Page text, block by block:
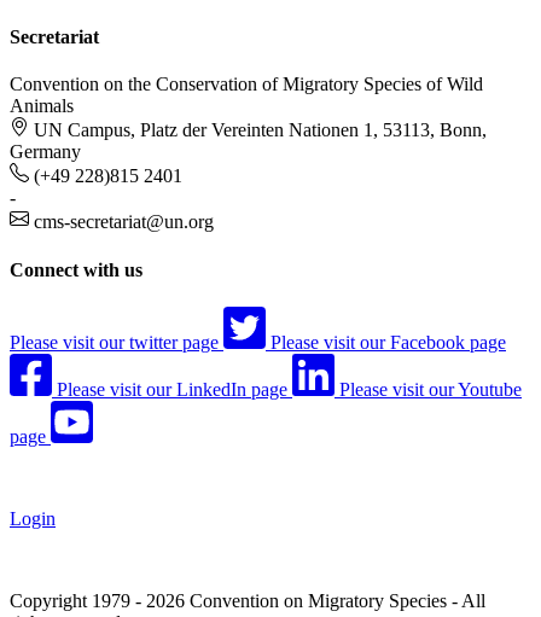
Secretariat
Convention on the Conservation of Migratory Species of Wild
Animals
UN Campus, Platz der Vereinten Nationen 1, 53113, Bonn,
Germany
(+49 228)815 2401
-
cms-secretariat@un.org
Connect with us
Please visit our twitter page Please visit our Facebook page
Please visit our LinkedIn page Please visit our Youtube
page
Login
Copyright 1979 - 2026 Convention on Migratory Species - All